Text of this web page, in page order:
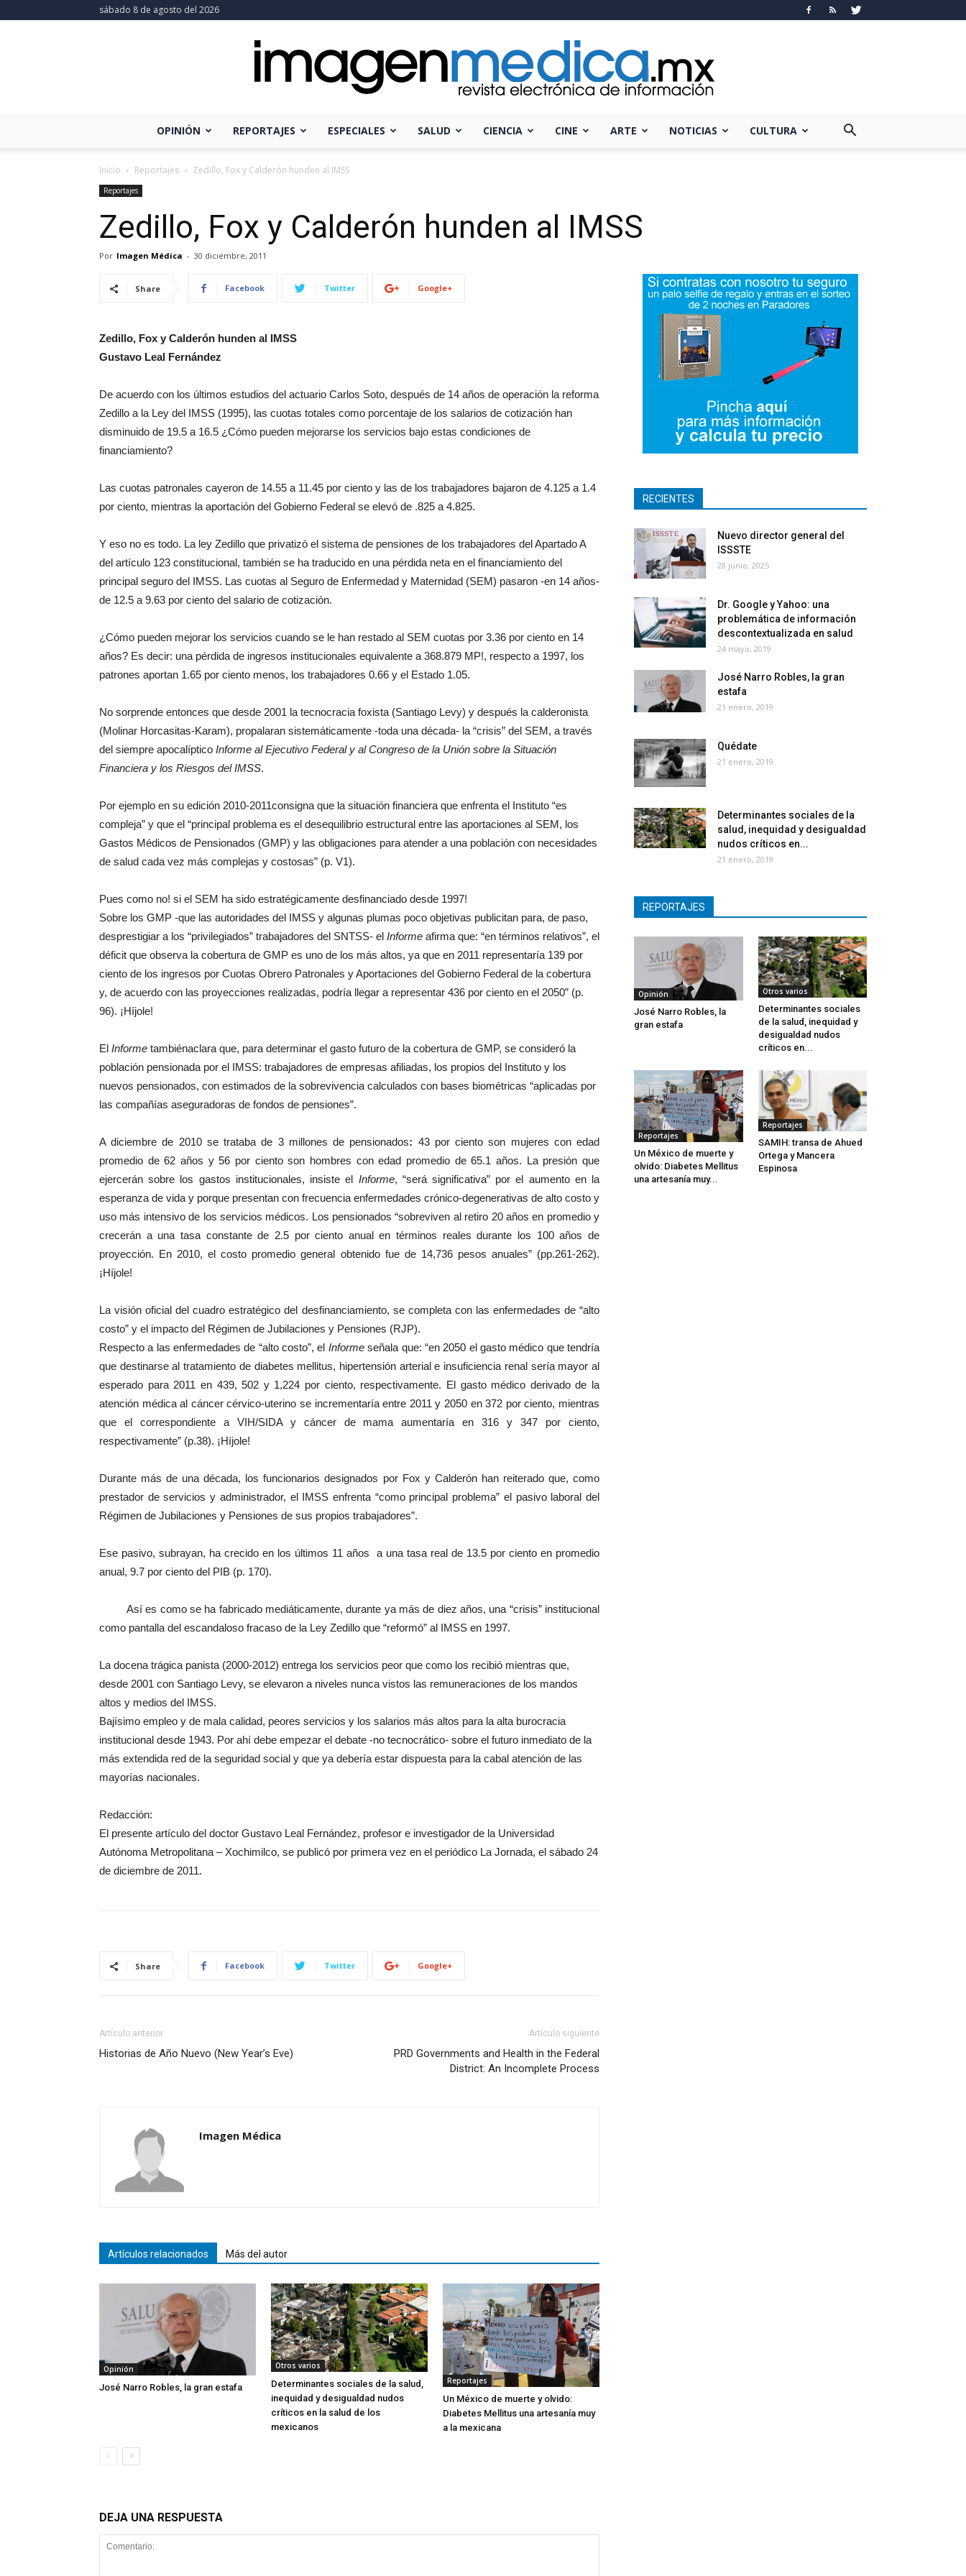
sábado 8 de agosto del 2026
OPINIÓN REPORTAJES ESPECIALES SALUD CIENCIA CINE ARTE NOTICIAS CULTURA
Inicio Reportajes Zedillo, Fox y Calderón hunden al IMSS
Reportajes
Zedillo, Fox y Calderón hunden al IMSS
Por Imagen Médica - 30 diciembre, 2011
Share Facebook Twitter Google+
Zedillo, Fox y Calderón hunden al IMSS
Gustavo Leal Fernández
De acuerdo con los últimos estudios del actuario Carlos Soto, después de 14 años de operación la reforma
Zedillo a la Ley del IMSS (1995), las cuotas totales como porcentaje de los salarios de cotización han
disminuido de 19.5 a 16.5 ¿Cómo pueden mejorarse los servicios bajo estas condiciones de
financiamiento?
Las cuotas patronales cayeron de 14.55 a 11.45 por ciento y las de los trabajadores bajaron de 4.125 a 1.4
por ciento, mientras la aportación del Gobierno Federal se elevó de .825 a 4.825.
Y eso no es todo. La ley Zedillo que privatizó el sistema de pensiones de los trabajadores del Apartado A
del artículo 123 constitucional, también se ha traducido en una pérdida neta en el financiamiento del
principal seguro del IMSS. Las cuotas al Seguro de Enfermedad y Maternidad (SEM) pasaron -en 14 años-
de 12.5 a 9.63 por ciento del salario de cotización.
¿Cómo pueden mejorar los servicios cuando se le han restado al SEM cuotas por 3.36 por ciento en 14
años? Es decir: una pérdida de ingresos institucionales equivalente a 368.879 MP!, respecto a 1997, los
patrones aportan 1.65 por ciento menos, los trabajadores 0.66 y el Estado 1.05.
No sorprende entonces que desde 2001 la tecnocracia foxista (Santiago Levy) y después la calderonista
(Molinar Horcasitas-Karam), propalaran sistemáticamente -toda una década- la “crisis” del SEM, a través
del siempre apocalíptico Informe al Ejecutivo Federal y al Congreso de la Unión sobre la Situación
Financiera y los Riesgos del IMSS.
Por ejemplo en su edición 2010-2011consigna que la situación financiera que enfrenta el Instituto “es
compleja” y que el “principal problema es el desequilibrio estructural entre las aportaciones al SEM, los
Gastos Médicos de Pensionados (GMP) y las obligaciones para atender a una población con necesidades
de salud cada vez más complejas y costosas” (p. V1).
Pues como no! si el SEM ha sido estratégicamente desfinanciado desde 1997!
Sobre los GMP -que las autoridades del IMSS y algunas plumas poco objetivas publicitan para, de paso,
desprestigiar a los “privilegiados” trabajadores del SNTSS- el Informe afirma que: “en términos relativos”, el
déficit que observa la cobertura de GMP es uno de los más altos, ya que en 2011 representaría 139 por
ciento de los ingresos por Cuotas Obrero Patronales y Aportaciones del Gobierno Federal de la cobertura
y, de acuerdo con las proyecciones realizadas, podría llegar a representar 436 por ciento en el 2050” (p.
96). ¡Híjole!
El Informe tambiénaclara que, para determinar el gasto futuro de la cobertura de GMP, se consideró la
población pensionada por el IMSS: trabajadores de empresas afiliadas, los propios del Instituto y los
nuevos pensionados, con estimados de la sobrevivencia calculados con bases biométricas “aplicadas por
las compañías aseguradoras de fondos de pensiones”.
A diciembre de 2010 se trataba de 3 millones de pensionados: 43 por ciento son mujeres con edad
promedio de 62 años y 56 por ciento son hombres con edad promedio de 65.1 años. La presión que
ejercerán sobre los gastos institucionales, insiste el Informe, “será significativa” por el aumento en la
esperanza de vida y porque presentan con frecuencia enfermedades crónico-degenerativas de alto costo y
uso más intensivo de los servicios médicos. Los pensionados “sobreviven al retiro 20 años en promedio y
crecerán a una tasa constante de 2.5 por ciento anual en términos reales durante los 100 años de
proyección. En 2010, el costo promedio general obtenido fue de 14,736 pesos anuales” (pp.261-262).
¡Híjole!
La visión oficial del cuadro estratégico del desfinanciamiento, se completa con las enfermedades de “alto
costo” y el impacto del Régimen de Jubilaciones y Pensiones (RJP).
Respecto a las enfermedades de “alto costo”, el Informeseñala que: “en 2050 el gasto médico que tendría
que destinarse al tratamiento de diabetes mellitus, hipertensión arterial e insuficiencia renal sería mayor al
esperado para 2011 en 439, 502 y 1,224 por ciento, respectivamente. El gasto médico derivado de la
atención médica al cáncer cérvico-uterino se incrementaría entre 2011 y 2050 en 372 por ciento, mientras
que el correspondiente a VIH/SIDA y cáncer de mama aumentaría en 316 y 347 por ciento,
respectivamente” (p.38). ¡Híjole!
Durante más de una década, los funcionarios designados por Fox y Calderón han reiterado que, como
prestador de servicios y administrador, el IMSS enfrenta “como principal problema” el pasivo laboral del
Régimen de Jubilaciones y Pensiones de sus propios trabajadores”.
Ese pasivo, subrayan, ha crecido en los últimos 11 años a una tasa real de 13.5 por ciento en promedio
anual, 9.7 por ciento del PIB (p. 170).
Así es como se ha fabricado mediáticamente, durante ya más de diez años, una “crisis” institucional
como pantalla del escandaloso fracaso de la Ley Zedillo que “reformó” al IMSS en 1997.
La docena trágica panista (2000-2012) entrega los servicios peor que como los recibió mientras que,
desde 2001 con Santiago Levy, se elevaron a niveles nunca vistos las remuneraciones de los mandos
altos y medios del IMSS.
Bajísimo empleo y de mala calidad, peores servicios y los salarios más altos para la alta burocracia
institucional desde 1943. Por ahí debe empezar el debate -no tecnocrático- sobre el futuro inmediato de la
más extendida red de la seguridad social y que ya debería estar dispuesta para la cabal atención de las
mayorías nacionales.
Redacción:
El presente artículo del doctor Gustavo Leal Fernández, profesor e investigador de la Universidad
Autónoma Metropolitana – Xochimilco, se publicó por primera vez en el periódico La Jornada, el sábado 24
de diciembre de 2011.
Share Facebook Twitter Google+
Artículo anterior
Historias de Año Nuevo (New Year’s Eve)
Artículo siguiente
PRD Governments and Health in the Federal
District: An Incomplete Process
Imagen Médica
Artículos relacionados Más del autor
Opinión
José Narro Robles, la gran estafa
Otros varios
Determinantes sociales de la salud,
inequidad y desigualdad nudos
críticos en la salud de los
mexicanos
Reportajes
Un México de muerte y olvido:
Diabetes Mellitus una artesanía muy
a la mexicana
DEJA UNA RESPUESTA
RECIENTES
Nuevo director general del
ISSSTE
28 junio, 2025
Dr. Google y Yahoo: una
problemática de información
descontextualizada en salud
24 mayo, 2019
José Narro Robles, la gran
estafa
21 enero, 2019
Quédate
21 enero, 2019
Determinantes sociales de la
salud, inequidad y desigualdad
nudos críticos en...
21 enero, 2019
REPORTAJES
Opinión
José Narro Robles, la
gran estafa
Otros varios
Determinantes sociales
de la salud, inequidad y
desigualdad nudos
críticos en...
Reportajes
Un México de muerte y
olvido: Diabetes Mellitus
una artesanía muy...
Reportajes
SAMIH: transa de Ahued
Ortega y Mancera
Espinosa